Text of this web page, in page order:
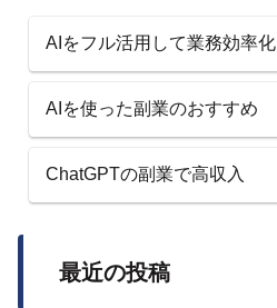
AIをフル活用して業務効率化
AIを使った副業のおすすめ
ChatGPTの副業で高収入
最近の投稿